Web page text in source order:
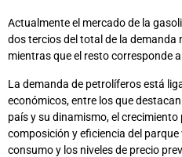
Actualmente el mercado de la
dos tercios del total de la demanda
mientras que el resto corresponde
La demanda de petrolíferos está
económicos, entre los que
país y su dinamismo, el
composición y eficiencia del
consumo y los niveles de precio